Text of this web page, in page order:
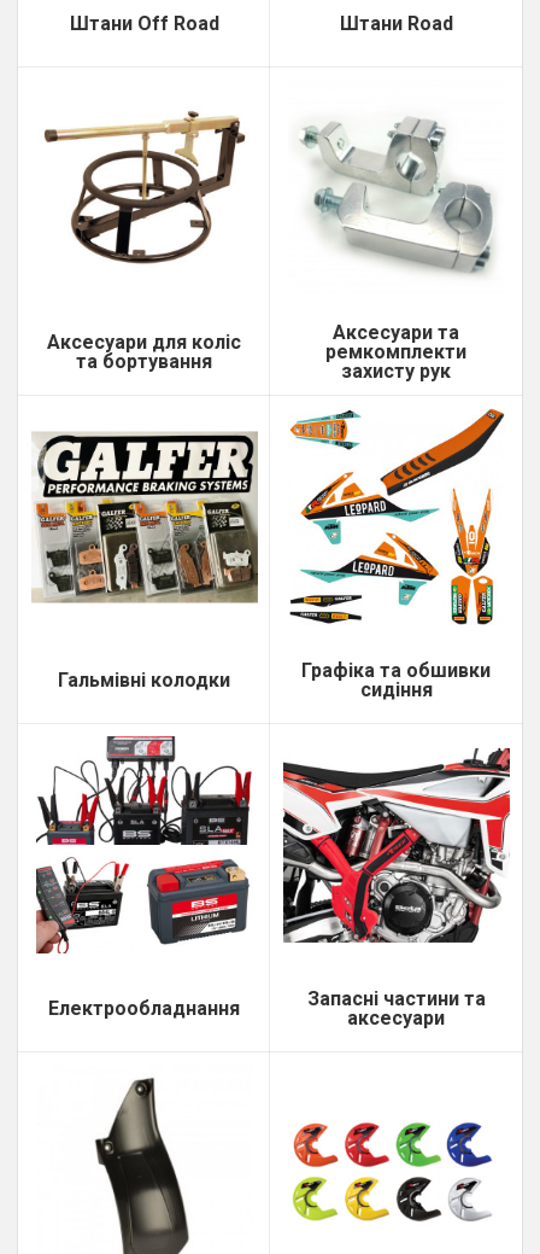
Штани Off Road Штани Road
Аксесуари для коліс
та бортування
Аксесуари та
ремкомплекти
захисту рук
Гальмівні колодки
Графіка та обшивки
сидіння
Електрообладнання
Запасні частини та
аксесуари